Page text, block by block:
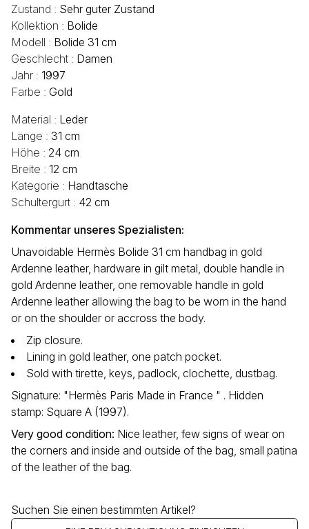
Zustand : Sehr guter Zustand
Kollektion : Bolide
Modell : Bolide 31 cm
Geschlecht : Damen
Jahr : 1997
Farbe : Gold
Material : Leder
Länge : 31 cm
Höhe : 24 cm
Breite : 12 cm
Kategorie : Handtasche
Schultergurt : 42 cm
Kommentar unseres Spezialisten:
Unavoidable Hermès Bolide 31 cm handbag in gold
Ardenne leather, hardware in gilt metal, double handle in
gold Ardenne leather, one removable handle in gold
Ardenne leather allowing the bag to be worn in the hand
or on the shoulder or accross the body.
Zip closure.
Lining in gold leather, one patch pocket.
Sold with tirette, keys, padlock, clochette, dustbag.
Signature: "Hermès Paris Made in France " . Hidden
stamp: Square A (1997).
Very good condition: Nice leather, few signs of wear on
the corners and inside and outside of the bag, small patina
of the leather of the bag.
Suchen Sie einen bestimmten Artikel?